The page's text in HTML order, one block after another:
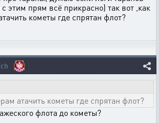
этим прям всё прикрасно) так вот ,как
кометы где спрятан флот?
атачить кометы где спрятан флот?
флота до кометы?